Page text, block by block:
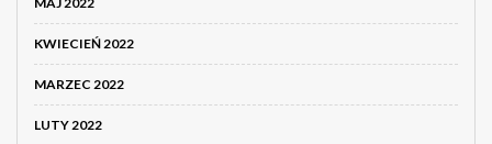
KWIECIEŃ 2022
MARZEC 2022
LUTY 2022